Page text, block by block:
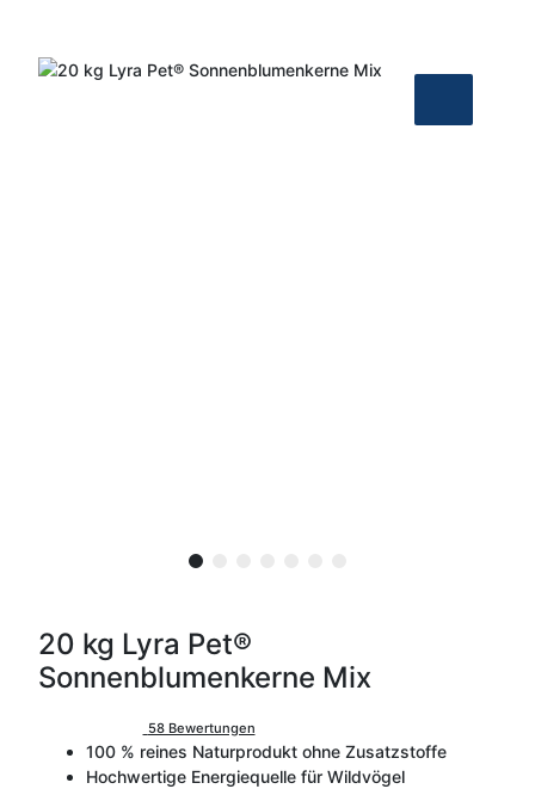
20 kg Lyra Pet®
Sonnenblumenkerne Mix
58 Bewertungen
100 % reines Naturprodukt ohne Zusatzstoffe
Hochwertige Energiequelle für Wildvögel